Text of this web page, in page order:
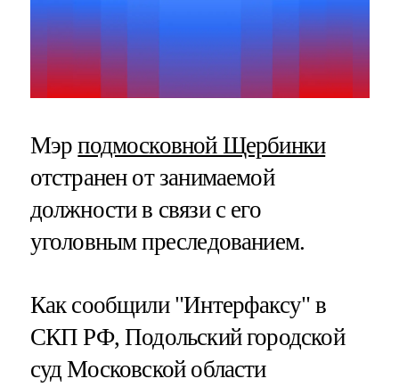
Мэрподмосковной Щербинки
отстранен от занимаемой
должности в связи с его
уголовным преследованием.
Как сообщили "Интерфаксу" в
СКП РФ, Подольский городской
суд Московской области